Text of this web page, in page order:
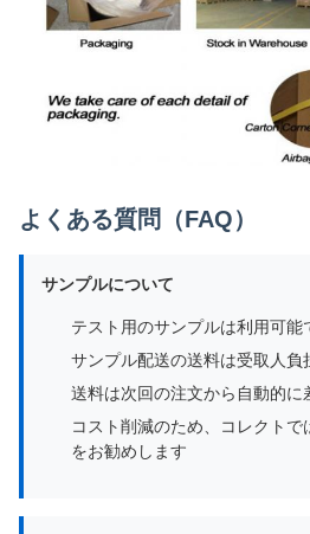
よくある質問（FAQ）
サンプルについて
テスト用のサンプルは利用可能
サンプル配送の送料は受取人負
送料は次回の注文から自動的に
コスト削減のため、コレクト
をお勧めします